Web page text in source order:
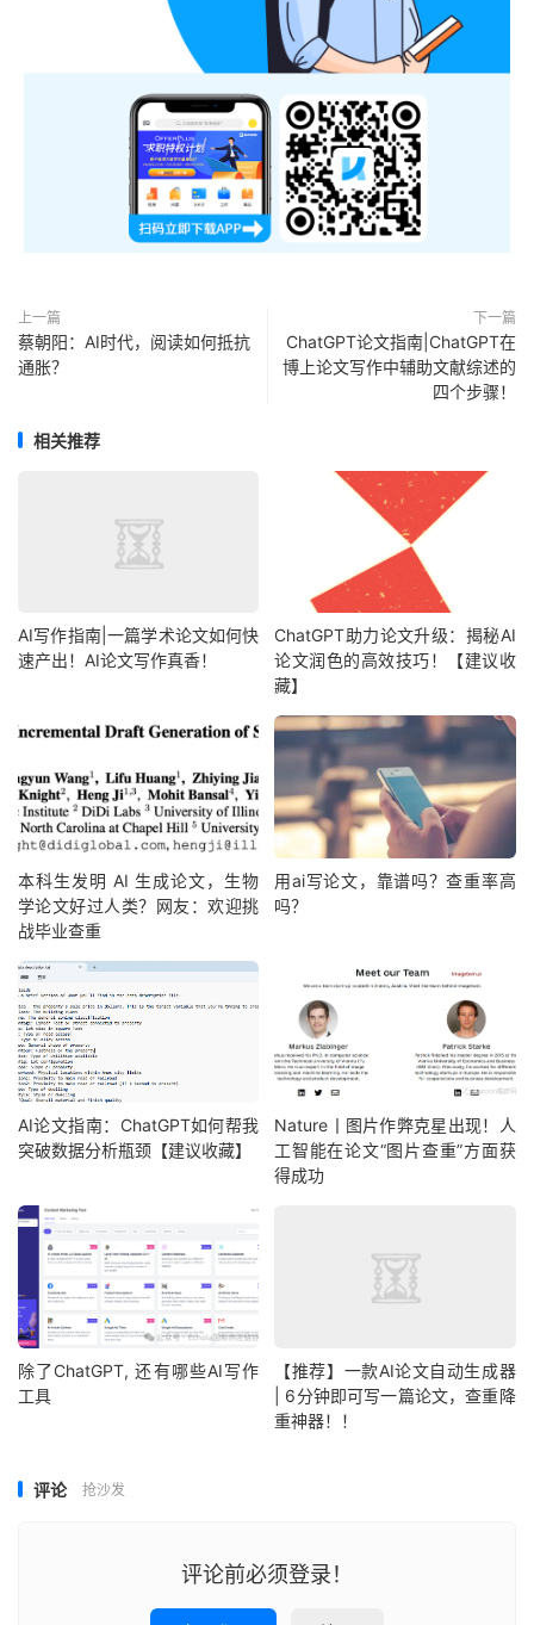
上一篇
蔡朝阳：AI时代，阅读如何抵抗
通胀？
下一篇
ChatGPT论文指南|ChatGPT在
博上论文写作中辅助文献综述的
四个步骤！
相关推荐
AI写作指南|一篇学术论文如何快
速产出！AI论文写作真香！
ChatGPT助力论文升级：揭秘AI
论文润色的高效技巧！【建议收
藏】
本科生发明 AI 生成论文，生物
学论文好过人类？网友：欢迎挑
战毕业查重
用ai写论文，靠谱吗？查重率高
吗？
AI论文指南：ChatGPT如何帮我
突破数据分析瓶颈【建议收藏】
Nature丨图片作弊克星出现！人
工智能在论文“图片查重”方面获
得成功
除了ChatGPT, 还有哪些AI写作
工具
【推荐】一款AI论文自动生成器
| 6分钟即可写一篇论文，查重降
重神器！！
评论 抢沙发
评论前必须登录！